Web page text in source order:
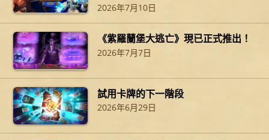
2026年7月10日
《紫羅蘭堡大逃亡》現已正式推出！
2026年7月7日
試用卡牌的下一階段
2026年6月29日